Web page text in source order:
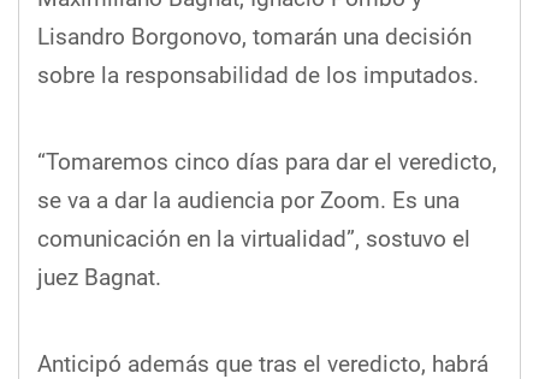
Lisandro Borgonovo, tomarán una decisión
sobre la responsabilidad de los imputados.
“Tomaremos cinco días para dar el veredicto,
se va a dar la audiencia por Zoom. Es una
comunicación en la virtualidad”, sostuvo el
juez Bagnat.
Anticipó además que tras el veredicto, habrá